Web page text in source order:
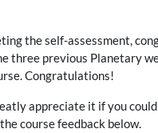
the self-assessment,
three previous Planetary
Congratulations!
appreciate it if you
course feedback below.